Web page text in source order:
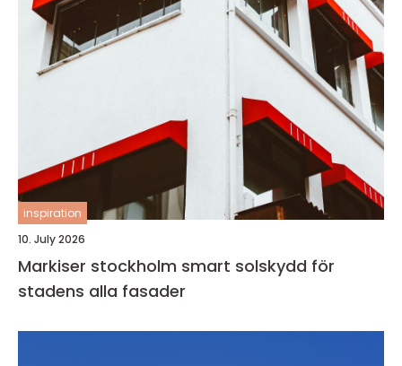
inspiration
10. July 2026
Markiser stockholm smart solskydd för
stadens alla fasader